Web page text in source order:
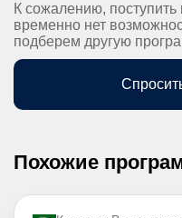
К сожалению,
временно нет
подберем другую
Похожие